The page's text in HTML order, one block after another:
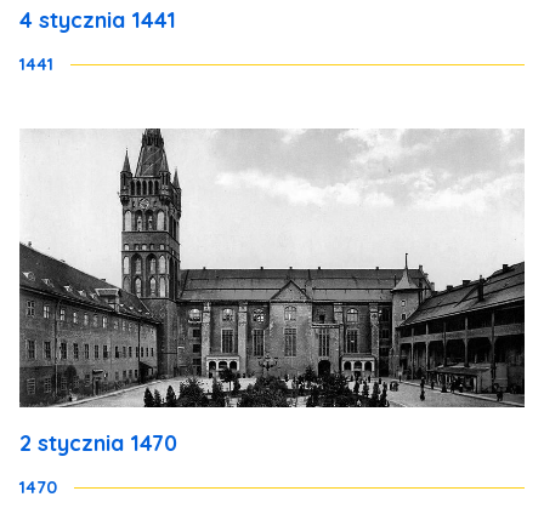
4 stycznia 1441
1441
2 stycznia 1470
1470